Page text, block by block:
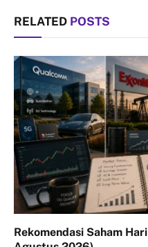
RELATED POSTS
Rekomendasi Saham